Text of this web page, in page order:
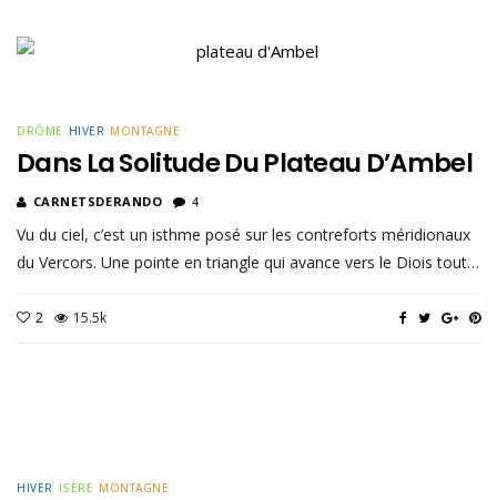
DRÔME HIVER MONTAGNE
Dans La Solitude Du Plateau D’Ambel
CARNETSDERANDO 4
Vu du ciel, c’est un isthme posé sur les contreforts méridionaux
du Vercors. Une pointe en triangle qui avance vers le Diois tout…
2 15.5k
HIVER ISÈRE MONTAGNE